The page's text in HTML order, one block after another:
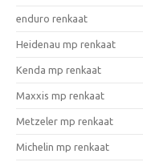
enduro renkaat
Heidenau mp renkaat
Kenda mp renkaat
Maxxis mp renkaat
Metzeler mp renkaat
Michelin mp renkaat